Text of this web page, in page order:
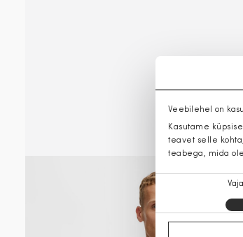
Veebilehel on
Kasutame
teavet selle
teabega, mida
Nõusoleku
valik